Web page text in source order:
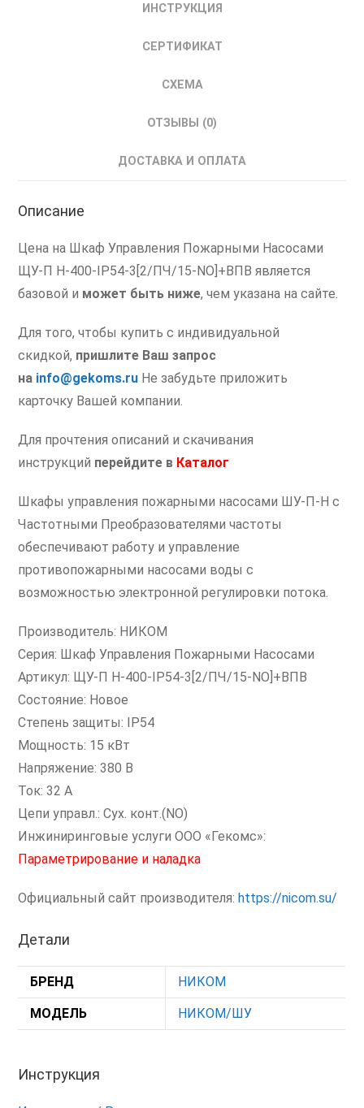
ИНСТРУКЦИЯ
СЕРТИФИКАТ
СХЕМА
ОТЗЫВЫ (0)
ДОСТАВКА И ОПЛАТА
Описание
Цена на Шкаф Управления Пожарными Насосами
ЩУ-П Н-400-IP54-3[2/ПЧ/15-NO]+ВПВ является
базовой и может быть ниже, чем указана на сайте.
Для того, чтобы купить с индивидуальной
скидкой, пришлите Ваш запрос
на info@gekoms.ru Не забудьте приложить
карточку Вашей компании.
Для прочтения описаний и скачивания
инструкций перейдите в Каталог
Шкафы управления пожарными насосами ШУ-П-Н с
Частотными Преобразователями частоты
обеспечивают работу и управление
противопожарными насосами воды с
возможностью электронной регулировки потока.
Производитель: НИКОМ
Серия: Шкаф Управления Пожарными Насосами
Артикул: ЩУ-П Н-400-IP54-3[2/ПЧ/15-NO]+ВПВ
Состояние: Новое
Степень защиты: IP54
Мощность: 15 кВт
Напряжение: 380 В
Ток: 32 А
Цепи управл.: Сух. конт.(NO)
Инжиниринговые услуги ООО «Гекомс»:
Параметрирование и наладка
Официальный сайт производителя:https://nicom.su/
Детали
БРЕНД НИКОМ
МОДЕЛЬ НИКОМ/ШУ
Инструкция